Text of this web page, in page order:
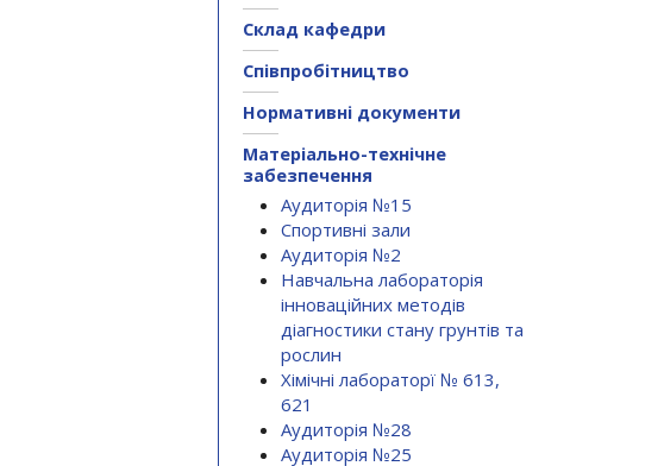
Склад кафедри
Співпробітництво
Нормативні документи
Матеріально-технічне
забезпечення
Аудиторія №15
Спортивні зали
Аудиторія №2
Навчальна лабораторія
інноваційних методів
діагностики стану грунтів та
рослин
Хімічні лабораторї № 613,
621
Аудиторія №28
Аудиторія №25